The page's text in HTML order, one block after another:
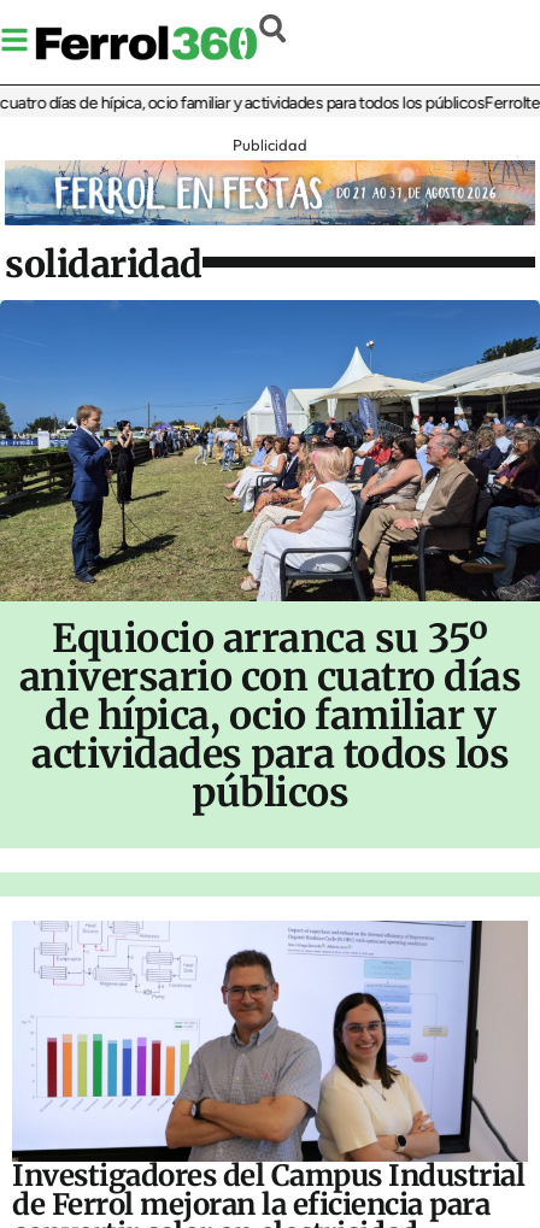
de hípica, ocio familiar y actividades para todos los públicosFerrolterra
Publicidad
solidaridad
Equiocio arranca su 35º
aniversario con cuatro días
de hípica, ocio familiar y
actividades para todos los
públicos
Investigadores del Campus Industrial
de Ferrol mejoran la eficiencia para